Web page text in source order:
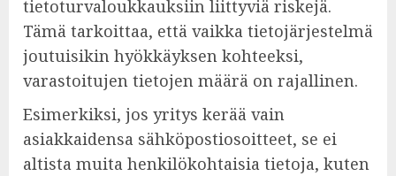
tietoturvaloukkauksiin liittyviä riskejä.
Tämä tarkoittaa, että vaikka tietojärjestelmä
joutuisikin hyökkäyksen kohteeksi,
varastoitujen tietojen määrä on rajallinen.
Esimerkiksi, jos yritys kerää vain
asiakkaidensa sähköpostiosoitteet, se ei
altista muita henkilökohtaisia tietoja, kuten